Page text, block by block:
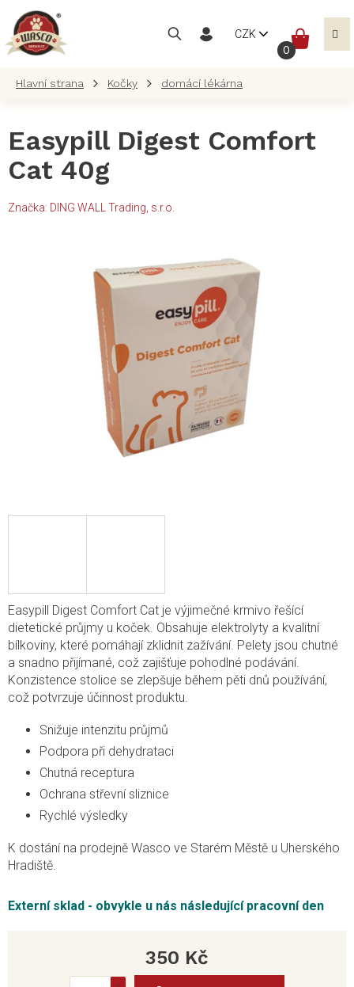
obsah
CZK
Kočky domácí lékárna
Easypill Digest Comfort
Cat 40g
Značka: DING WALL Trading, s.r.o.
Externí sklad - obvykle u nás následující pracovní den
Easypill Digest Comfort Cat je výjimečné krmivo řešící
dietetické průjmy u koček. Obsahuje elektrolyty a kvalitní
bílkoviny, které pomáhají zklidnit zažívání. Pelety jsou chutné
a snadno přijímané, což zajišťuje pohodlné podávání.
Konzistence stolice se zlepšuje během pěti dnů používání,
což potvrzuje účinnost produktu.
Snižuje intenzitu průjmů
Podpora při dehydrataci
Chutná receptura
Ochrana střevní sliznice
Rychlé výsledky
K dostání na prodejně Wasco ve Starém Městě u Uherského
Hradiště.
350 Kč